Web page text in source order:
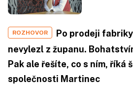
ROZHOVOR
Po prodeji
nevylezl z županu.
Pak ale řešíte, co s ním, říká
společnosti Martinec